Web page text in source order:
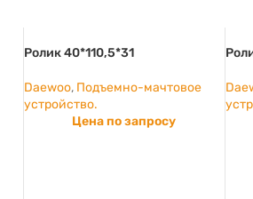
Ролик 40*110,5*31
Daewoo, Подъемно-мачтовое
устройство.
Цена по запросу